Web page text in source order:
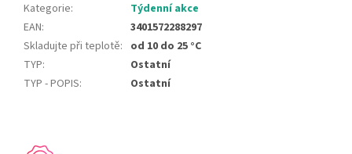
Kategorie:
Týdenní akce
EAN:
3401572288297
Skladujte při teplotě: od 10 do 25 °C
TYP:
Ostatní
TYP - POPIS: Ostatní